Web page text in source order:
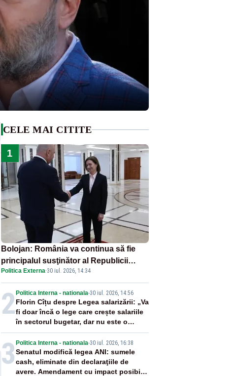
CELE MAI CITITE
1
Bolojan: România va continua să fie
principalul susţinător al Republicii
Moldova la nivelul Uniunii Europene
Politica Externa·30 iul. 2026, 14:34
2 Politica Interna - nationala-30 iul. 2026, 14:56
Florin Cîțu despre Legea salarizării: „Va
fi doar încă o lege care crește salariile
în sectorul bugetar, dar nu este o
reformă”
3 Politica Interna - nationala-30 iul. 2026, 16:38
Senatul modifică legea ANI: sumele
cash, eliminate din declaraţiile de
avere. Amendament cu impact posibil